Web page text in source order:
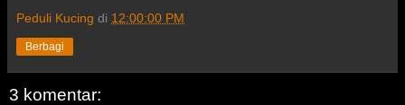
Peduli Kucing di 12:00:00 PM
Berbagi
3 komentar: